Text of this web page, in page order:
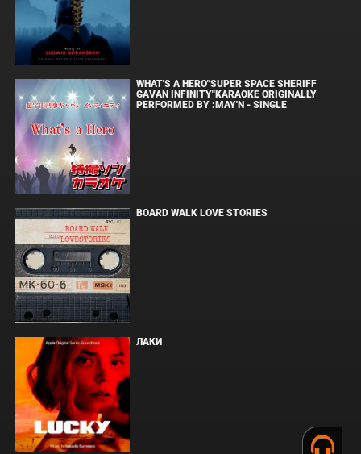
WHAT'S A HERO"SUPER SPACE SHERIFF
GAVAN INFINITY"KARAOKE ORIGINALLY
PERFORMED BY :MAY'N - SINGLE
BOARD WALK LOVE STORIES
ЛАКИ